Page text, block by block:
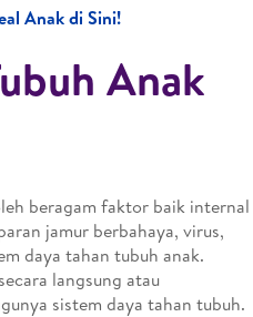
Anak di Sini!
Anak
beragam faktor baik internal
jamur berbahaya, virus,
daya tahan tubuh anak.
langsung atau
sistem daya tahan tubuh.